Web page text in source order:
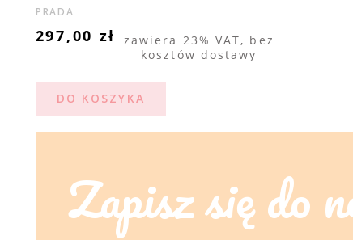
PRADA
297,00 zł
zawiera 23% VAT, bez
kosztów dostawy
DO KOSZYKA
Zapisz się do